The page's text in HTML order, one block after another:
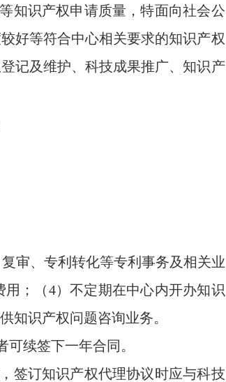
知识产权申请质量，特面向社会公
好等符合中心相关要求的知识产权
记及维护、科技成果推广、知识产
审、专利转化等专利事务及相关业
；（4）不定期在中心内开办知识
知识产权问题咨询业务。
续签下一年合同。
签订知识产权代理协议时应与科技